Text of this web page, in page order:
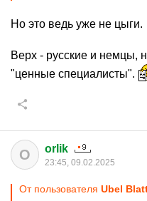
Но это ведь уже не цыги.
Верх - русские и немцы,
"ценные специалисты".
O orlik
23:45, 09.02.2025
От пользователя Ubel